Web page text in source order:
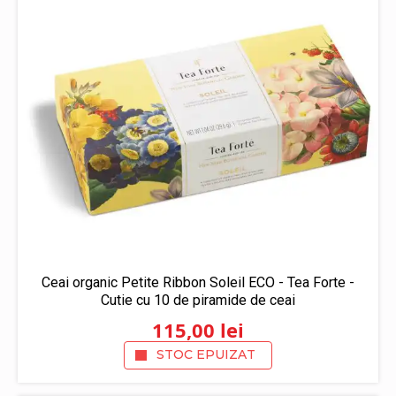
105,00 lei.
Ceai organic Petite Ribbon Soleil ECO - Tea Forte -
Cutie cu 10 de piramide de ceai
115,00 lei
STOC EPUIZAT